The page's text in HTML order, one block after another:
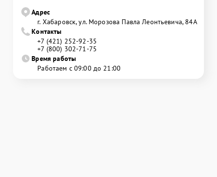
Адрес
г. Хабаровск, ул. Морозова Павла Леонтьевича, 84А
Контакты
+7 (421) 252-92-35
+7 (800) 302-71-75
Время работы
Работаем с 09:00 до 21:00